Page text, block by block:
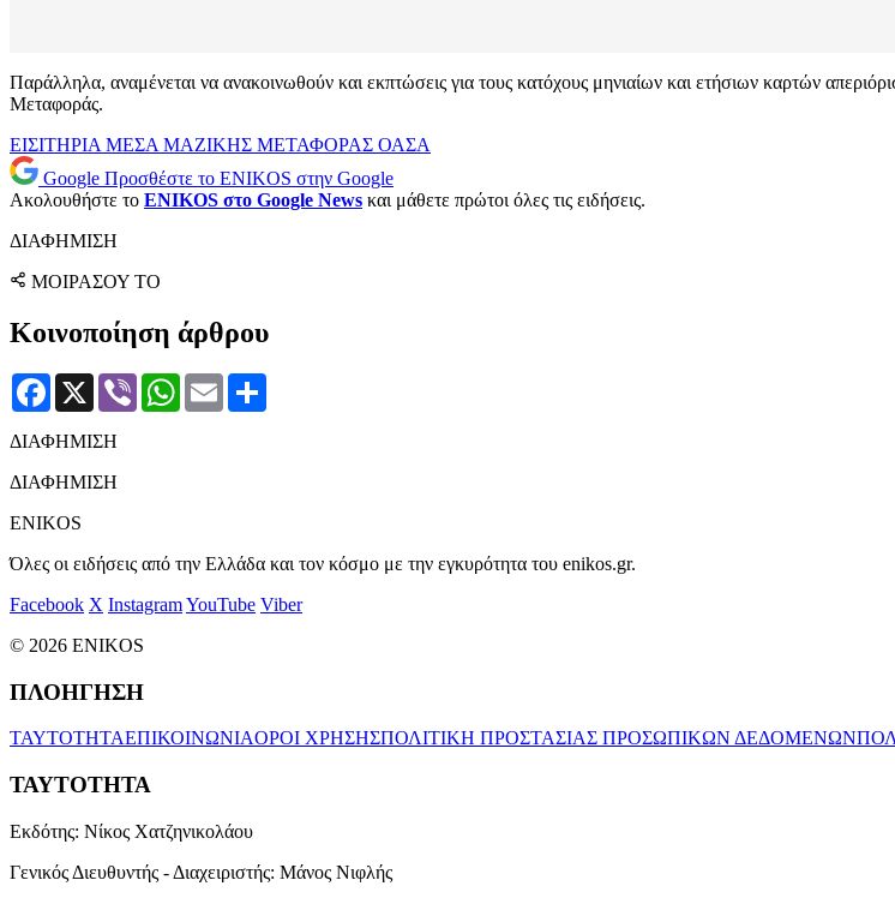
Παράλληλα, αναμένεται να ανακοινωθούν και εκπτώσεις για τους κατόχους μηνιαίων και ετήσιων καρτών
Μεταφοράς.
ΕΙΣΙΤΗΡΙΑ ΜΕΣΑ ΜΑΖΙΚΗΣ ΜΕΤΑΦΟΡΑΣ ΟΑΣΑ
Google Προσθέστε το ENIKOS στην Google
Ακολουθήστε το ENIKOS στο Google News και μάθετε πρώτοι όλες τις ειδήσεις.
ΔΙΑΦΗΜΙΣΗ
ΜΟΙΡΑΣΟΥ ΤΟ
Κοινοποίηση άρθρου
Facebook
X Viber WhatsApp
Email
ΔΙΑΦΗΜΙΣΗ
ΔΙΑΦΗΜΙΣΗ
ENIKOS
Όλες οι ειδήσεις από την Ελλάδα και τον κόσμο με την εγκυρότητα του enikos.gr.
Facebook X InstagramYouTube Viber
© 2026 ENIKOS
ΠΛΟΗΓΗΣΗ
ΤΑΥΤΟΤΗΤΑΕΠΙΚΟΙΝΩΝΙΑΟΡΟΙ ΧΡΗΣΗΣΠΟΛΙΤΙΚΗ ΠΡΟΣΤΑΣΙΑΣ ΠΡΟΣΩΠΙΚΩΝ ΔΕΔΟΜΕΝΩΝ
ΤΑΥΤΟΤΗΤΑ
Εκδότης: Νίκος Χατζηνικολάου
Γενικός Διευθυντής - Διαχειριστής: Μάνος Νιφλής